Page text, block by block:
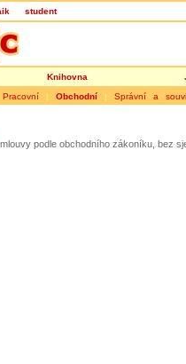
student
Knihovna
Pracovní | Obchodní | Správní a
podle obchodního zákoníku, bez